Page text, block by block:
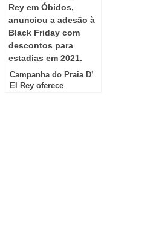
Campanha do Praia D’
El Rey oferece